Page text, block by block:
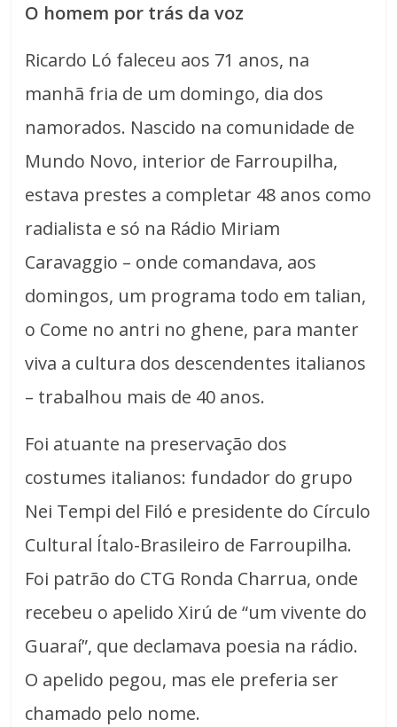
O homem por trás da voz
Ricardo Ló faleceu aos 71 anos, na
manhã fria de um domingo, dia dos
namorados. Nascido na comunidade de
Mundo Novo, interior de Farroupilha,
estava prestes a completar 48 anos como
radialista e só na Rádio Miriam
Caravaggio – onde comandava, aos
domingos, um programa todo em talian,
o Come no antri no ghene, para manter
viva a cultura dos descendentes italianos
– trabalhou mais de 40 anos.
Foi atuante na preservação dos
costumes italianos: fundador do grupo
Nei Tempi del Filó e presidente do Círculo
Cultural Ítalo-Brasileiro de Farroupilha.
Foi patrão do CTG Ronda Charrua, onde
recebeu o apelido Xirú de “um vivente do
Guaraí”, que declamava poesia na rádio.
O apelido pegou, mas ele preferia ser
chamado pelo nome.